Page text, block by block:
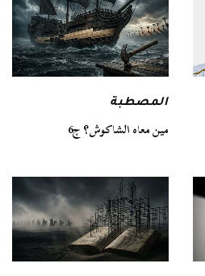
المصطبة
مين معاه الشاكوش؟ ج6